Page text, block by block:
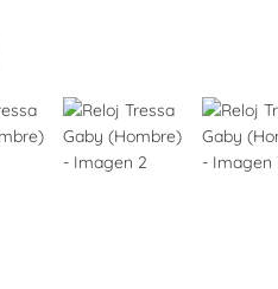
Relojes De Hombre
Digitales